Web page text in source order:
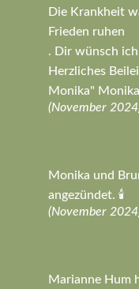
Die Krankheit
Frieden ruhen
. Dir wünsch
Herzliches
Monika"
(November
Monika und
angezündet. 🕯️
(November
Marianne Hum